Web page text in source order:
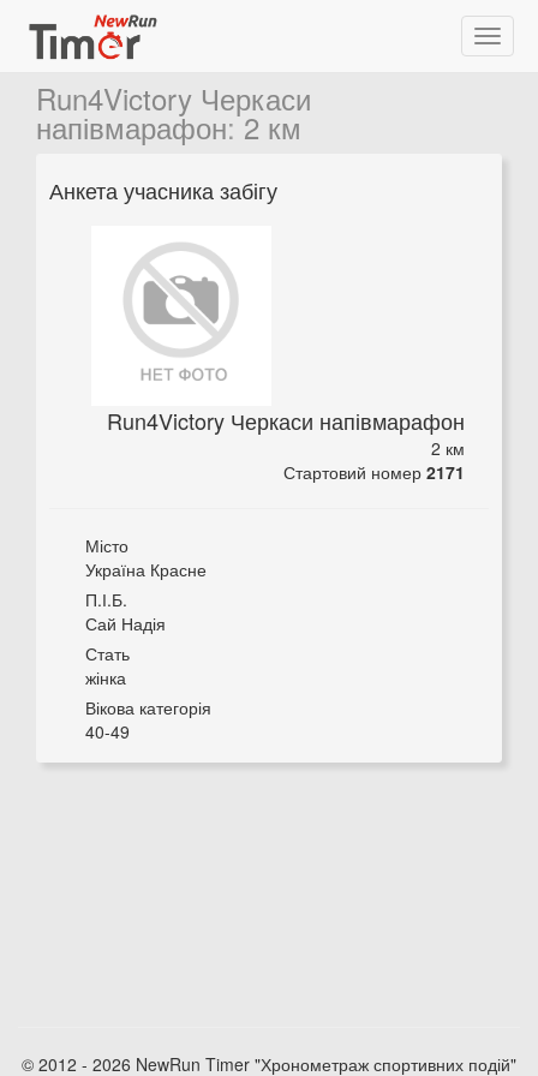
Run4Victory Черкаси
напівмарафон:2 км
Анкета учасника забігу
Run4Victory Черкаси напівмарафон
2 км
Стартовий номер 2171
Місто
Україна Красне
П.І.Б.
Сай Надія
Стать
жінка
Вікова категорія
40-49
© 2012 - 2026 NewRun Timer "Хронометраж спортивних подій"